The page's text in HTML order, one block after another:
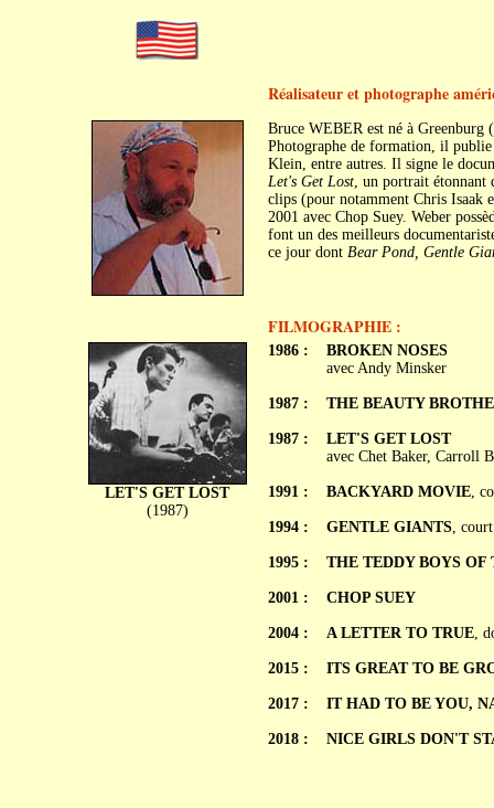
Réalisateur et photographe
Bruce WEBER est né à Greenburg
Photographe de formation, il publie
Klein, entre autres. Il signe le
Let's Get Lost, un portrait étonnant
clips (pour notamment Chris Isaak
2001 avec Chop Suey. Weber
font un des meilleurs
ce jour dont Bear Pond, Gentle
FILMOGRAPHIE :
LET'S GET LOST
(1987)
1986 :
1987 :
1987 :
1991 :
1994 :
1995 :
2001 :
2004 :
2015 :
2017 :
2018 :
BROKEN NOSES
avec Andy Minsker
THE BEAUTY
LET'S GET LOST
avec Chet Baker, Carroll
BACKYARD MOVIE,
GENTLE GIANTS, court
THE TEDDY BOYS OF
CHOP SUEY
A LETTER TO TRUE,
ITS GREAT TO BE
IT HAD TO BE YOU,
NICE GIRLS DON'T